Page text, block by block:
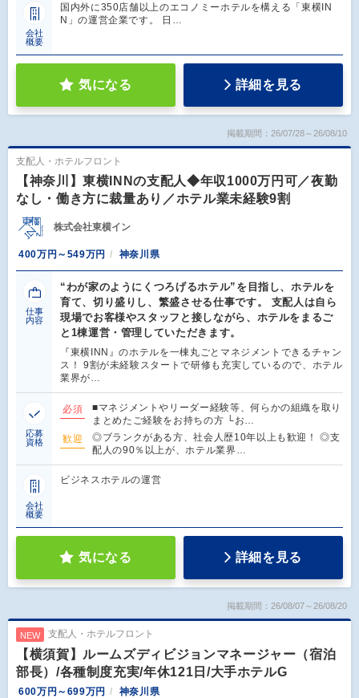
会社
概要
国内外に350店舗以上のエコノミーホテルを構える「東横IN
N」の運営企業です。 日…
気になる 詳細を見る
掲載期間：26/07/28～26/08/10
支配人・ホテルフロント
【神奈川】東横INNの支配人◆年収1000万円可／夜勤
なし・働き方に裁量あり／ホテル業未経験9割
株式会社東横イン
400万円～549万円 神奈川県
仕事
内容
“わが家のようにくつろげるホテル”を目指し、ホテルを
育て、切り盛りし、繁盛させる仕事です。 支配人は自ら
現場でお客様やスタッフと接しながら、ホテルをまるご
と1棟運営・管理していただきます。
『東横INN』のホテルを一棟丸ごとマネジメントできるチャン
ス！ 9割が未経験スタートで研修も充実しているので、ホテル
業界が…
応募
資格
必須
■マネジメントやリーダー経験等、何らかの組織を取り
まとめたご経験をお持ちの方 └お…
歓迎
◎ブランクがある方、社会人歴10年以上も歓迎！ ◎支
配人の90％以上が、ホテル業界…
会社
概要
ビジネスホテルの運営
気になる 詳細を見る
掲載期間：26/08/07～26/08/20
NEW 支配人・ホテルフロント
【横須賀】ルームズディビジョンマネージャー（宿泊
部長）/各種制度充実/年休121日/大手ホテルG
600万円～699万円 神奈川県